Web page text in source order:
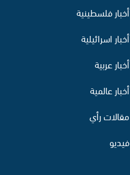
أخبار فلسطينية
أخبار اسرائيلية
أخبار عربية
أخبار عالمية
مقالات رأي
فيديو